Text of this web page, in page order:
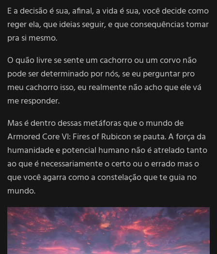
E a decisão é sua, afinal, a vida é sua, você decide como
reger ela, que ideias seguir, e que consequências tomar
pra si mesmo.
O quão livre se sente um cachorro ou um corvo não
pode ser determinado por nós, se eu perguntar pro
meu cachorro isso, eu realmente não acho que ele vá
me responder.
Mas é dentro dessas metáforas que o mundo de
Armored Core VI: Fires of Rubicon se pauta. A força da
humanidade e potencial humano não é atrelado tanto
ao que é necessariamente o certo ou o errado mas o
que você agarra como a constelação que te guia no
mundo.